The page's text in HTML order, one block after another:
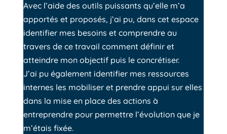
Avec l’aide des outils puissants qu’elle m’a
apportés et proposés, j’ai pu, dans cet espace
identifier mes besoins et comprendre au
travers de ce travail comment définir et
atteindre mon objectif puis le concrétiser.
J’ai pu également identifier mes ressources
internes les mobiliser et prendre appui sur elles
dans la mise en place des actions à
entreprendre pour permettre l’évolution que je
m’étais fixée.